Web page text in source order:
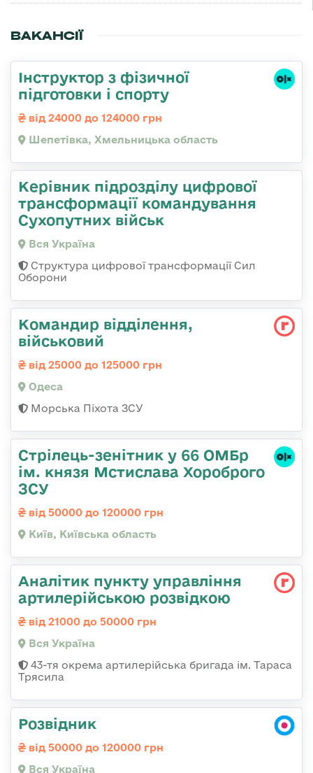
ВАКАНСІЇ
Інструктор з фізичної
підготовки і спорту
від 24000 до 124000 грн
Шепетівка, Хмельницька область
Керівник підрозділу цифрової
трансформації командування
Сухопутних військ
Вся Україна
Структура цифрової трансформації Сил
Оборони
Командир відділення,
військовий
від 25000 до 125000 грн
Одеса
Морська Піхота ЗСУ
Стрілець-зенітник у 66 ОМБр
ім. князя Мстислава Хороброго
ЗСУ
від 50000 до 120000 грн
Київ, Київська область
Аналітик пункту управління
артилерійською розвідкою
від 21000 до 50000 грн
Вся Україна
43-тя окрема артилерійська бригада ім. Тараса
Трясила
Розвідник
від 50000 до 120000 грн
Вся Україна